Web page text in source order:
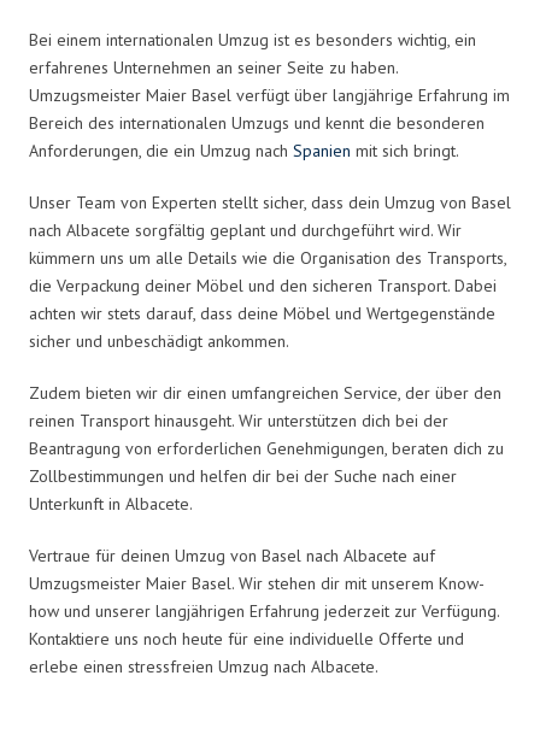
Bei einem internationalen Umzug ist es besonders wichtig, ein
erfahrenes Unternehmen an seiner Seite zu haben.
Umzugsmeister Maier Basel verfügt über langjährige Erfahrung im
Bereich des internationalen Umzugs und kennt die besonderen
Anforderungen, die ein Umzug nach Spanien mit sich bringt.
Unser Team von Experten stellt sicher, dass dein Umzug von Basel
nach Albacete sorgfältig geplant und durchgeführt wird. Wir
kümmern uns um alle Details wie die Organisation des Transports,
die Verpackung deiner Möbel und den sicheren Transport. Dabei
achten wir stets darauf, dass deine Möbel und Wertgegenstände
sicher und unbeschädigt ankommen.
Zudem bieten wir dir einen umfangreichen Service, der über den
reinen Transport hinausgeht. Wir unterstützen dich bei der
Beantragung von erforderlichen Genehmigungen, beraten dich zu
Zollbestimmungen und helfen dir bei der Suche nach einer
Unterkunft in Albacete.
Vertraue für deinen Umzug von Basel nach Albacete auf
Umzugsmeister Maier Basel. Wir stehen dir mit unserem Know-
how und unserer langjährigen Erfahrung jederzeit zur Verfügung.
Kontaktiere uns noch heute für eine individuelle Offerte und
erlebe einen stressfreien Umzug nach Albacete.